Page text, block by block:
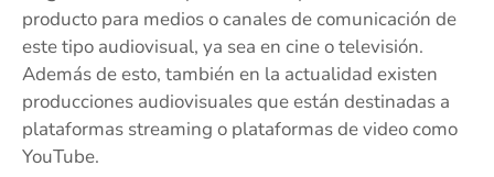
producto para medios o canales de comunicación de
este tipo audiovisual, ya sea en cine o televisión.
Además de esto, también en la actualidad existen
producciones audiovisuales que están destinadas a
plataformas streaming o plataformas de video como
YouTube.